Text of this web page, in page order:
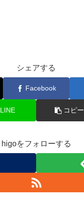
シェアする
Facebook
LINE コピー
higoをフォローする